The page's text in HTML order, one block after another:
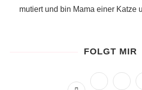
mutiert und bin Mama einer Katze
FOLGT MIR